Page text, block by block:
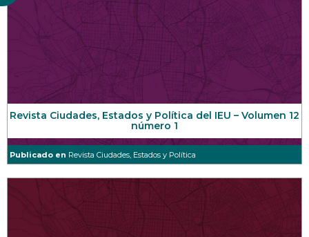
Revista Ciudades, Estados y Política del IEU – Volumen 12
número 1
Publicado en Revista Ciudades, Estados y Política